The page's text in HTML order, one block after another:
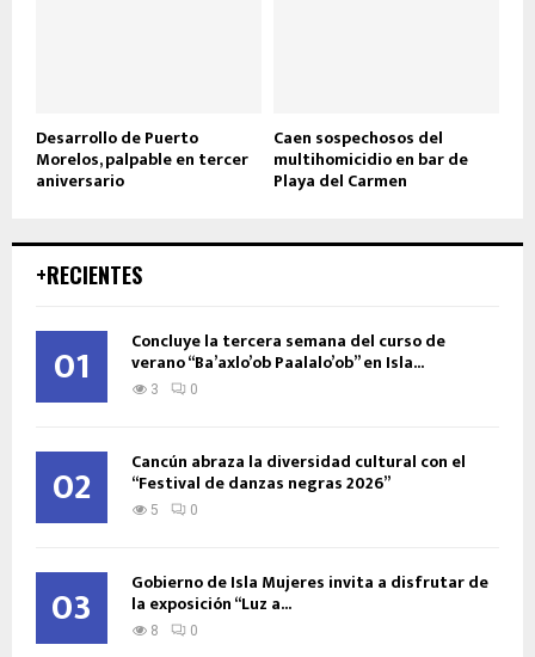
Desarrollo de Puerto
Morelos, palpable en tercer
aniversario
Caen sospechosos del
multihomicidio en bar de
Playa del Carmen
+RECIENTES
01 Concluye la tercera semana del curso de
verano “Ba’axlo’ob Paalalo’ob” en Isla...
3 0
02 Cancún abraza la diversidad cultural con el
“Festival de danzas negras 2026”
5 0
03 Gobierno de Isla Mujeres invita a disfrutar de
la exposición “Luz a...
8 0